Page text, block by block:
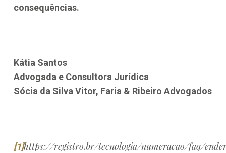
consequências.
Kátia Santos
Advogada e Consultora Jurídica
Sócia da Silva Vitor, Faria & Ribeiro Advogados
[1]https://registro.br/tecnologia/numeracao/faq/